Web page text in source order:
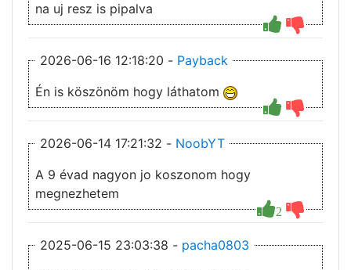
na uj resz is pipalva
2026-06-16 12:18:20 - Payback
Én is köszönöm hogy láthatom
2026-06-14 17:21:32 - NoobYT
2
A 9 évad nagyon jo koszonom hogy
megnezhetem
2025-06-15 23:03:38 - pacha0803